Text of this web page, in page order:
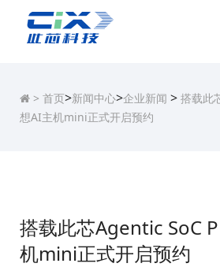
> 首页>新闻中心>企业新闻 >搭载此
想AI主机mini正式开启预约
搭载此芯Agentic SoC
机mini正式开启预约